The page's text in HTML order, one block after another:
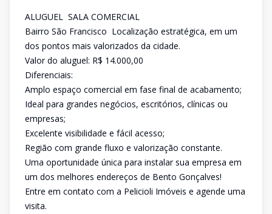
ALUGUEL  SALA COMERCIAL
Bairro São Francisco  Localização estratégica, em um
dos pontos mais valorizados da cidade.
Valor do aluguel: R$ 14.000,00
Diferenciais:
Amplo espaço comercial em fase final de acabamento;
Ideal para grandes negócios, escritórios, clínicas ou
empresas;
Excelente visibilidade e fácil acesso;
Região com grande fluxo e valorização constante.
Uma oportunidade única para instalar sua empresa em
um dos melhores endereços de Bento Gonçalves!
Entre em contato com a Pelicioli Imóveis e agende uma
visita.